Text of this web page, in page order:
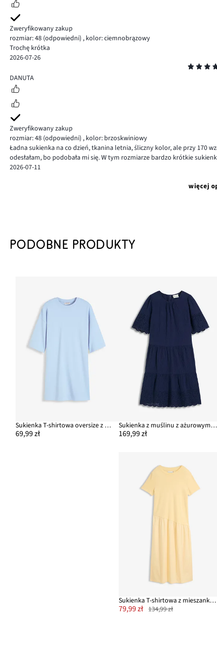
Zweryfikowany zakup
rozmiar: 48 (odpowiedni) , kolor: ciemnobrązowy
Trochę krótka
2026-07-26
4
DANUTA
Zweryfikowany zakup
rozmiar: 48 (odpowiedni) , kolor: brzoskwiniowy
Ładna sukienka na co dzień, tkanina letnia, śliczny kolor, ale przy 170
odesłałam, bo podobała mi się. W tym rozmiarze bardzo krótkie
2026-07-11
więcej
PODOBNE PRODUKTY
Sukienka T-shirtowa oversize z grubej bawełny organicznej
69,99 zł
Sukienka z muślinu z ażurowym haftem
169,99 zł
Sukienka T-shirtowa z mieszanki materiałów
79,99 zł 134,99 zł